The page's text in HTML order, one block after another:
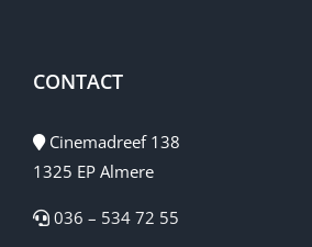
CONTACT
Cinemadreef 138
1325 EP Almere
036 – 534 72 55